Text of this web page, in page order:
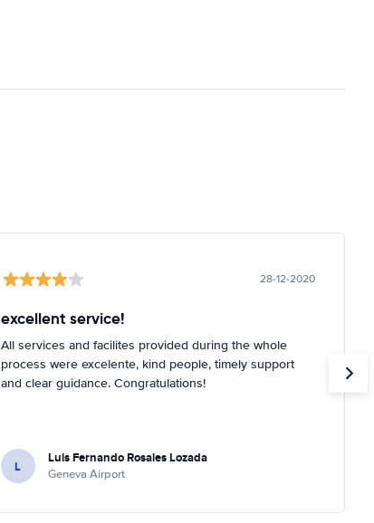
28-12-2020
excellent service!
All services and facilites provided during the whole
process were excelente, kind people, timely support
and clear guidance. Congratulations!
L Luis Fernando Rosales Lozada
Geneva Airport